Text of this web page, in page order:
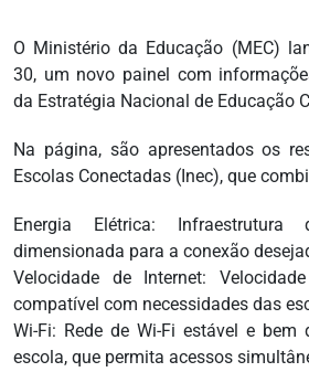
O Ministério da Educação (MEC)
30, um novo painel com
da Estratégia Nacional de Educação
Na página, são apresentados os
Escolas Conectadas (Inec), que
Energia Elétrica: Infraestrutura
dimensionada para a conexão
Velocidade de Internet:
compatível com necessidades das
Wi-Fi: Rede de Wi-Fi estável e
escola, que permita acessos